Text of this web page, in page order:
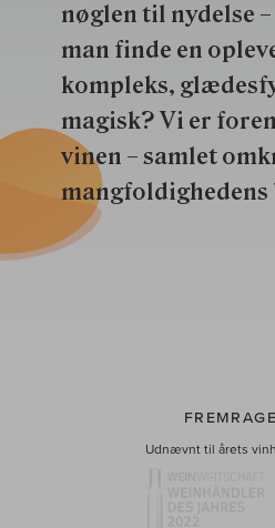
nøglen til nydelse
man finde en
kompleks,
magisk? Vi er
vinen – samlet
mangfoldighedens
Udnævnt til årets